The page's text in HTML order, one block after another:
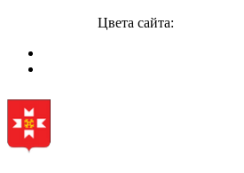
Цвета сайта: